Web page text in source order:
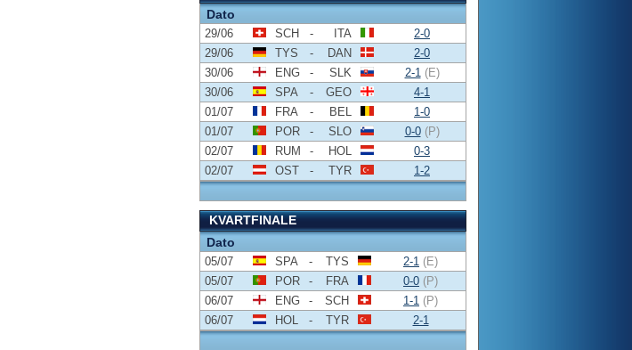
Dato
29/06 SCH - ITA
2-0
29/06
TYS - DAN
2-0
30/06
ENG - SLK 2-1 (E)
30/06
SPA - GEO
4-1
01/07
FRA - BEL
1-0
01/07
POR - SLO 0-0 (P)
02/07
RUM - HOL
0-3
02/07
OST - TYR 1-2
KVARTFINALE
Dato
05/07 SPA - TYS 2-1 (E)
05/07
POR - FRA 0-0 (P)
06/07
ENG - SCH 1-1 (P)
06/07
HOL - TYR 2-1